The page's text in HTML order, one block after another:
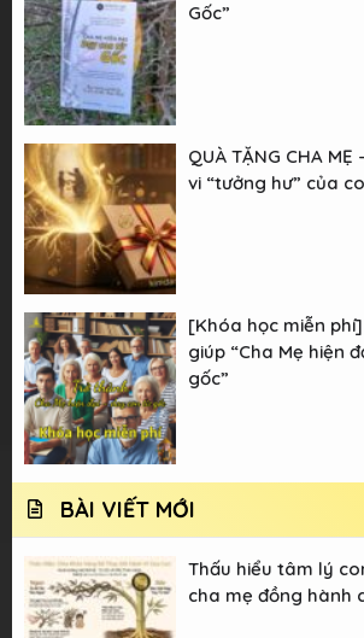
Gốc”
QUÀ TẶNG CHA
vi “tưởng hư” của
[Khóa học miễn
giúp “Cha Mẹ hiện
gốc”
BÀI VIẾT MỚI
Thấu hiểu tâm lý
cha mẹ đồng hành